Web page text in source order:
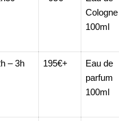
Cologne
100ml
– 3h 195€+
Eau de
parfum
100ml